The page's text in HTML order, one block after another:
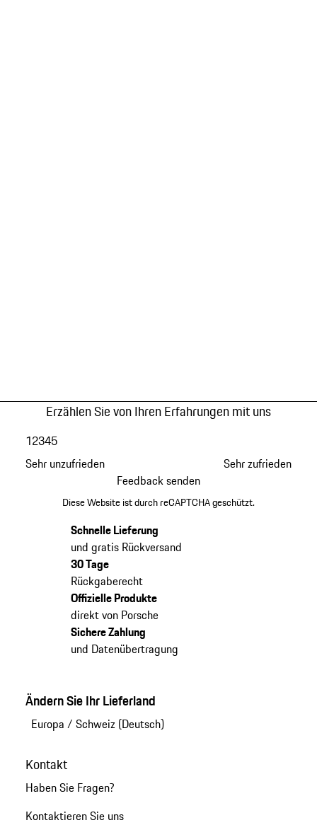
Erzählen Sie von Ihren Erfahrungen mit uns
Sehr unzufrieden
12345
Sehr zufrieden
Feedback senden
Diese Website ist durch reCAPTCHA geschützt.
Schnelle Lieferung
und gratis Rückversand
30 Tage
Rückgaberecht
Offizielle Produkte
direkt von Porsche
Sichere Zahlung
und Datenübertragung
Ändern Sie Ihr Lieferland
Europa / Schweiz (Deutsch)
Kontakt
Haben Sie Fragen?
Kontaktieren Sie uns